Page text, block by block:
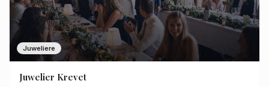
Juweliere
Juwelier Krevet